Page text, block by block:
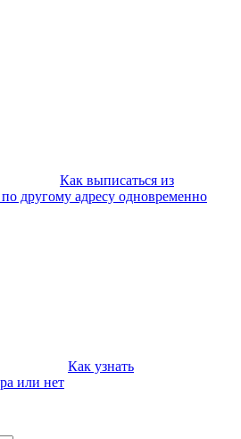
Как выписаться из
другому адресу одновременно
Как узнать
или нет